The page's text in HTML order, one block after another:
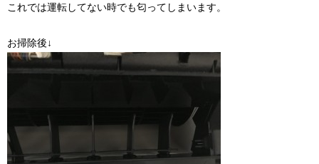
これでは運転してない時でも匂ってしまいます。
お掃除後↓